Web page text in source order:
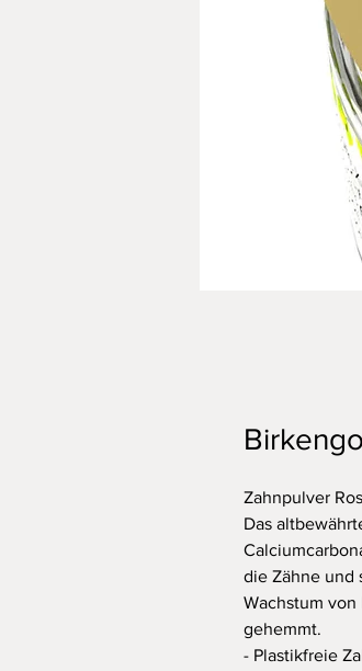
Zahnpulver
Das
die Zähne und
Wachstum
gehemmt.
- Plastikfreie